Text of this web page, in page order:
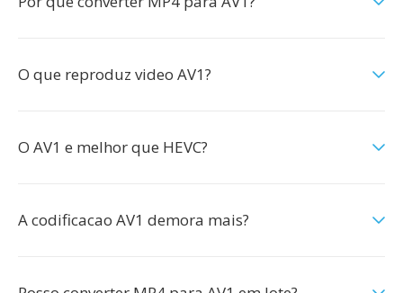
O que reproduz video AV1?
O AV1 e melhor que HEVC?
A codificacao AV1 demora mais?